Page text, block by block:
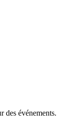
des événements.